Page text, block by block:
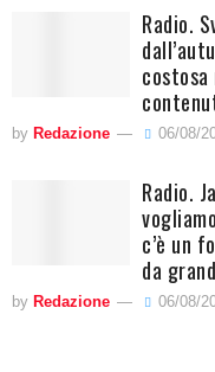
Radio.
by Redazione 06/08/
Radio.
c’è un
da
by Redazione 06/08/